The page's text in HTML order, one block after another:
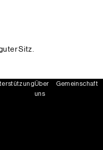
Sitz.
Über
uns
Gemeinschaft